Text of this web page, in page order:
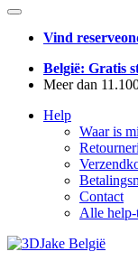
Vind
België: Gratis
Meer dan
Help
Waar is
Contact
Alle help-